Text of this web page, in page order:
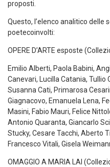
proposti.
Questo, l’elenco analitico delle
poetecoinvolti:
OPERE D’ARTE esposte
Emilio Alberti, Paola Babini,
Canevari, Lucilla Catania, Tullio
Susanna Cati, Primarosa
Giagnacovo, Emanuela Lena,
Masini, Fabio Mauri, Felice
Antonio Quaranta, Giancarlo
Stucky, Cesare Tacchi, Aberto
Francesco Vitali, Gisela
OMAGGIO A MARIA LAI